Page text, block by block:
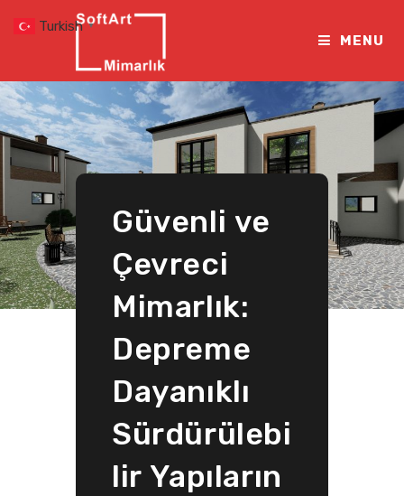
MENU
Güvenli ve
Çevreci
Mimarlık:
Depreme
Dayanıklı
Sürdürülebi
lir Yapıların
Turkish ▼